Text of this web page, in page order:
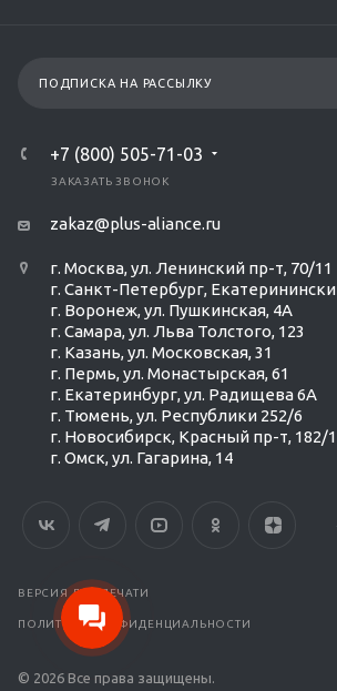
Ольга Кравченко
вас появятся вопросы.
ПОДПИСКА НА РАССЫЛКУ
+7 (800) 505-71-03
ЗАКАЗАТЬ ЗВОНОК
zakaz@plus-aliance.ru
г. Москва, ул. Ленинский пр-т, 70/11
г. Санкт-Петербург,
г. Воронеж, ул. Пушкинская, 4А
г. Самара, ул. Льва Толстого, 123
г. Казань, ул. Московская, 31
г. Пермь, ул. Монастырская, 61
г. Екатеринбург, ул. Радищева 6А
г. Тюмень, ул. Республики 252/6
г. Новосибирск, Красный пр-т, 182/1
г. Омск, ул. ​Гагарина, 14
ВЕРСИЯ ДЛЯ ПЕЧАТИ
ПОЛИТИКА КОНФИДЕНЦИАЛЬНОСТИ
© 2026 Все права защищены.